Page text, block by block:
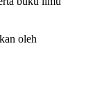
oleh